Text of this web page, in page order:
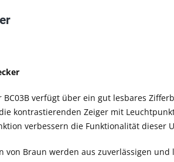
BC03B verfügt über ein gut lesbares
kontrastierenden Zeiger mit
verbessern die Funktionalität dieser
von Braun werden aus zuverlässigen